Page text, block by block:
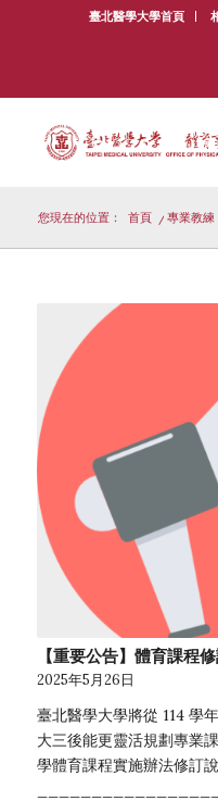
臺北醫學大學首頁
您現在的位置： 首頁 / 專業教練
【重要公告】體育課程
2025年5月26日
臺北醫學大學將從 114 學
大三後能更靈活規劃專業
學體育課程實施辦法修訂說